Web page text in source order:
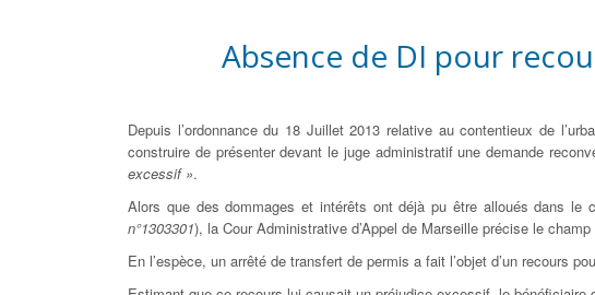
Absence de DI pour
Depuis l’ordonnance du 18 Juillet 2013 relative au contentieux de
construire de présenter devant le juge administratif une demande
excessif ».
Alors que des dommages et intérêts ont déjà pu être alloués dans le
n°1303301), la Cour Administrative d’Appel de Marseille précise le
En l’espèce, un arrêté de transfert de permis a fait l’objet d’un recours